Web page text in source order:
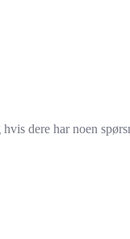
dere har noen